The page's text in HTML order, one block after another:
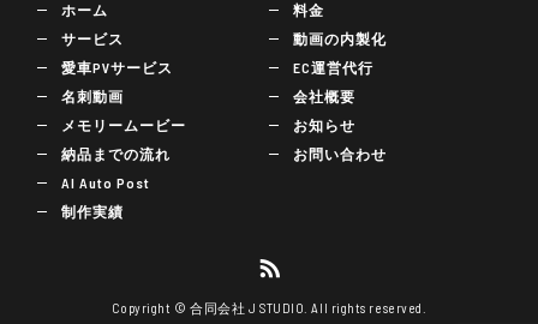
ホーム
サービス
愛車PVサービス
名刺動画
メモリームービー
納品までの流れ
AI Auto Post
制作実績
料金
動画の内製化
EC運営代行
会社概要
お知らせ
お問い合わせ
Copyright © 合同会社 J STUDIO. All rights reserved.